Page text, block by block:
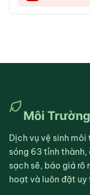
Môi
Dịch vụ vệ sinh
sóng 63 tỉnh thành,
sạch sẽ, báo giá rõ
hoạt và luôn đặt uy